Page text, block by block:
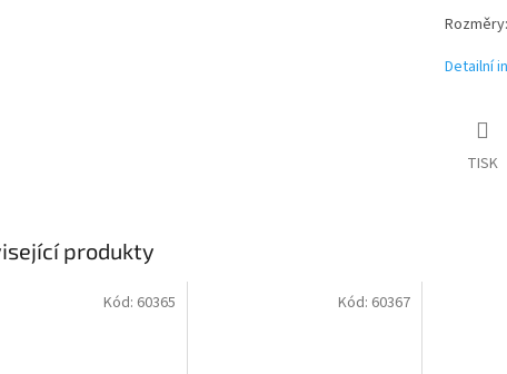
Detailní
TISK
produkty
Kód: 60365 Kód: 60367